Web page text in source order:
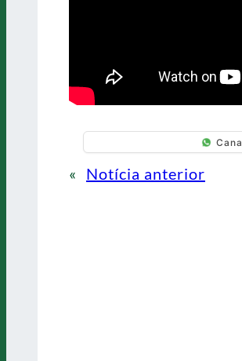
« Notícia anterior